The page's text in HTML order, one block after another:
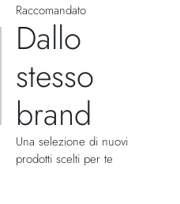
Raccomandato
Dallo
stesso
brand
Una selezione di nuovi
prodotti scelti per te